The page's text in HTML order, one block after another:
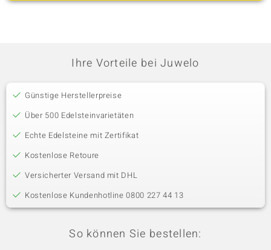
Ihre Vorteile bei Juwelo
Günstige Herstellerpreise
Über 500 Edelsteinvarietäten
Echte Edelsteine mit Zertifikat
Kostenlose Retoure
Versicherter Versand mit DHL
Kostenlose Kundenhotline 0800 227 44 13
So können Sie bestellen: